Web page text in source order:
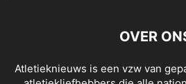
OVER
Atletieknieuws is een vzw van